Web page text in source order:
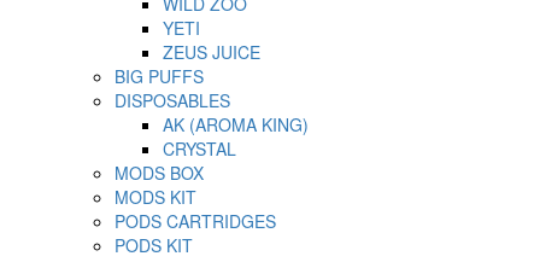
YETI
ZEUS JUICE
BIG PUFFS
DISPOSABLES
AK (AROMA KING)
CRYSTAL
MODS BOX
MODS KIT
PODS CARTRIDGES
PODS KIT